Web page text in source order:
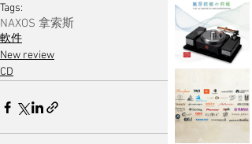
Tags:
NAXOS 拿索斯
軟件
New review
CD